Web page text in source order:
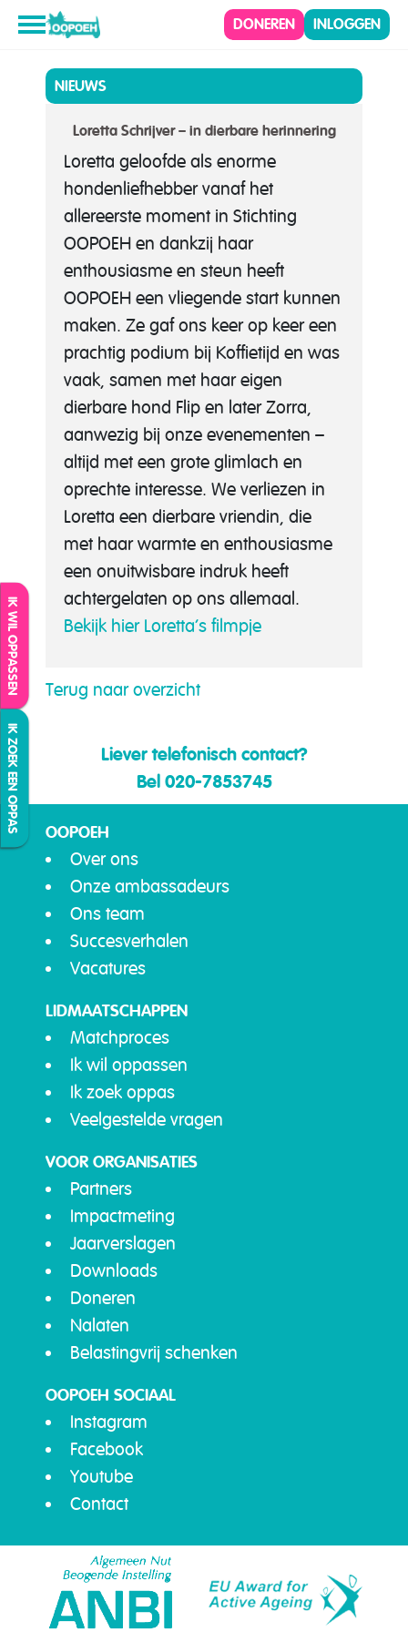
DONEREN INLOGGEN
IK WIL OPPASSEN
IK ZOEK EEN OPPAS
NIEUWS
Loretta Schrijver – in dierbare herinnering
Loretta geloofde als enorme
hondenliefhebber vanaf het
allereerste moment in Stichting
OOPOEH en dankzij haar
enthousiasme en steun heeft
OOPOEH een vliegende start kunnen
maken. Ze gaf ons keer op keer een
prachtig podium bij Koffietijd en was
vaak, samen met haar eigen
dierbare hond Flip en later Zorra,
aanwezig bij onze evenementen –
altijd met een grote glimlach en
oprechte interesse. We verliezen in
Loretta een dierbare vriendin, die
met haar warmte en enthousiasme
een onuitwisbare indruk heeft
achtergelaten op ons allemaal.
Bekijk hier Loretta’s filmpje
Terug naar overzicht
Liever telefonisch contact?
Bel 020-7853745
OOPOEH
Over ons
Onze ambassadeurs
Ons team
Succesverhalen
Vacatures
LIDMAATSCHAPPEN
Matchproces
Ik wil oppassen
Ik zoek oppas
Veelgestelde vragen
VOOR ORGANISATIES
Partners
Impactmeting
Jaarverslagen
Downloads
Doneren
Nalaten
Belastingvrij schenken
OOPOEH SOCIAAL
Instagram
Facebook
Youtube
Contact